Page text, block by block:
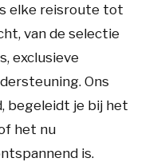
elke reisroute tot
van de selectie
exclusieve
Ons
begeleidt je bij het
het nu
is.